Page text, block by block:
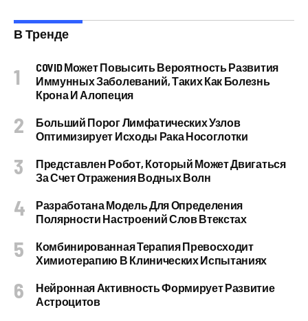
В Тренде
COVID Может Повысить Вероятность Развития
Иммунных Заболеваний, Таких Как Болезнь
Крона И Алопеция
Больший Порог Лимфатических Узлов
Оптимизирует Исходы Рака Носоглотки
Представлен Робот, Который Может Двигаться
За Счет Отражения Водных Волн
Разработана Модель Для Определения
Полярности Настроений Слов Втекстах
Комбинированная Терапия Превосходит
Химиотерапию В Клинических Испытаниях
Нейронная Активность Формирует Развитие
Астроцитов